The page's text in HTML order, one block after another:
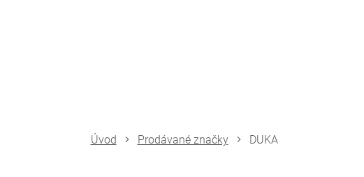
Prodávané značky DUKA